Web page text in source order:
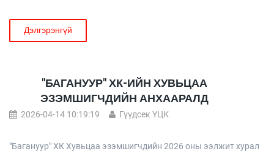
Дэлгэрэнгүй
"БАГАНУУР" ХК-ИЙН ХУВЬЦАА
ЭЗЭМШИГЧДИЙН АНХААРАЛД
2026-04-14 10:19:19 Гүүдсек ҮЦК
"Багануур" ХК Хувьцаа эзэмшигчдийн 2026 оны ээлжит хурал